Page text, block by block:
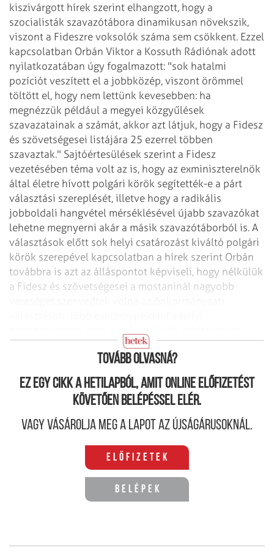
kiszivárgott hírek szerint elhangzott, hogy a
szocialisták szavazótábora dinamikusan növekszik,
viszont a Fideszre voksolók száma sem csökkent. Ezzel
kapcsolatban Orbán Viktor a Kossuth Rádiónak adott
nyilatkozatában úgy fogalmazott: "sok hatalmi
pozíciót veszített el a jobbközép, viszont örömmel
töltött el, hogy nem lettünk kevesebben: ha
megnézzük például a megyei közgyűlések
szavazatainak a számát, akkor azt látjuk, hogy a Fidesz
és szövetségesei listájára 25 ezerrel többen
szavaztak." Sajtóértesülések szerint a Fidesz
vezetésében téma volt az is, hogy az exminiszterelnök
által életre hívott polgári körök segítették-e a párt
választási szereplését, illetve hogy a radikális
jobboldali hangvétel mérséklésével újabb szavazókat
lehetne megnyerni akár a másik szavazótáborból is. A
választások előtt sok helyi csatározást kiváltó polgári
körök szerepével kapcsolatban a hírek szerint Orbán
továbbra is azt az álláspontot képviseli, hogy nélkülük
a Fidesz és szövetségesei a mostaninál nagyobb
tudtak kampányolni.
Tovább olvasná?
Ez egy cikk a hetilapból, amit online előfizetést
követően belépéssel elér.
Vagy vásárolja meg a lapot az újságárusoknál.
Előfizetek
Belépek